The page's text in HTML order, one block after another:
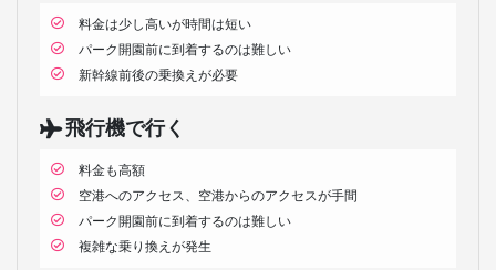
料金は少し高いが時間は短い
パーク開園前に到着するのは難しい
新幹線前後の乗換えが必要
飛行機で行く
料金も高額
空港へのアクセス、空港からのアクセスが手間
パーク開園前に到着するのは難しい
複雑な乗り換えが発生